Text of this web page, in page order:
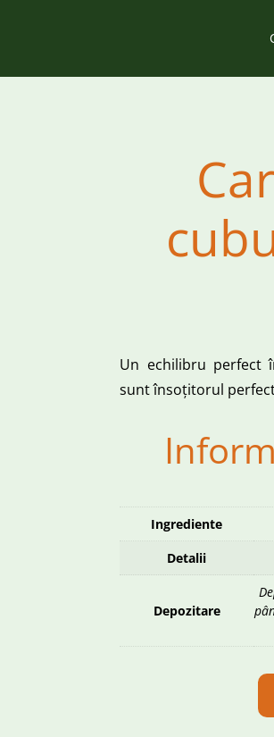
Un echilibru perfect
sunt însoțitorul
Ingrediente
Detalii
Depozitare